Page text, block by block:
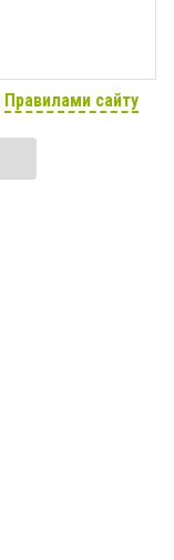
Правилами сайту